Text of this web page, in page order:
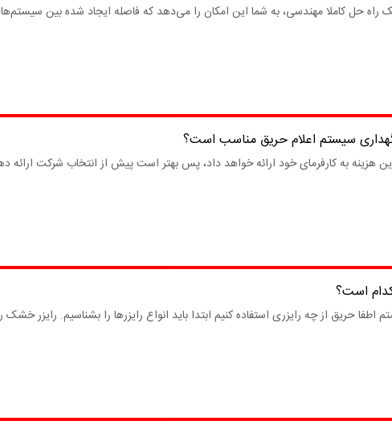
سیستم اعلام حریق مناسب است؟
هزینه به کارفرمای خود ارائه خواهد داد، پس بهتر است پیش از انتخاب شرکت
کدام است؟
حریق از چه رایزری استفاده کنیم ابتدا باید انواع رایزرها را بشناسیم. رایزر خشک